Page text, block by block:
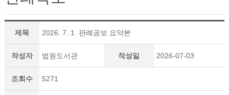
제목 2026. 7. 1. 판례공보 요약본
작성자 법원도서관 작성일 2026-07-03
조회수 5271